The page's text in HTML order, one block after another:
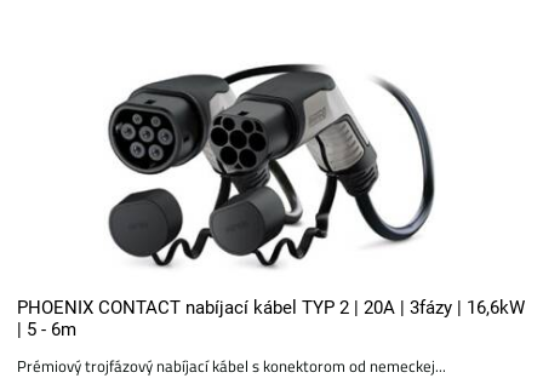
PHOENIX CONTACT nabíjací kábel TYP 2 | 20A | 3fázy | 16,6kW
| 5 - 6m
Prémiový trojfázový nabíjací kábel s konektorom od nemeckej...